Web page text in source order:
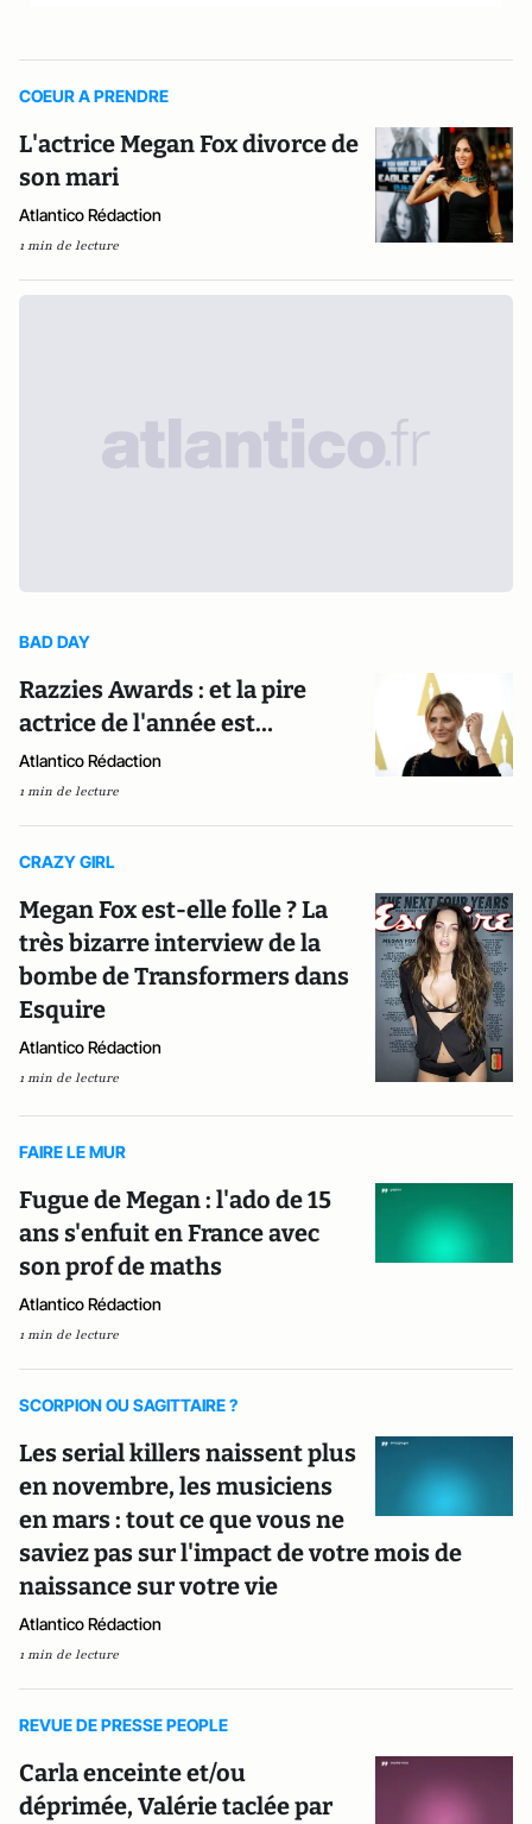
COEUR A PRENDRE
L'actrice Megan Fox divorce de
son mari
Atlantico Rédaction
1 min de lecture
BAD DAY
Razzies Awards : et la pire
actrice de l'année est…
Atlantico Rédaction
1 min de lecture
CRAZY GIRL
Megan Fox est-elle folle ? La
très bizarre interview de la
bombe de Transformers dans
Esquire
Atlantico Rédaction
1 min de lecture
FAIRE LE MUR
Fugue de Megan : l'ado de 15
ans s'enfuit en France avec
son prof de maths
Atlantico Rédaction
1 min de lecture
SCORPION OU SAGITTAIRE ?
Les serial killers naissent plus
en novembre, les musiciens
en mars : tout ce que vous ne
saviez pas sur l'impact de votre mois de
naissance sur votre vie
Atlantico Rédaction
1 min de lecture
REVUE DE PRESSE PEOPLE
Carla enceinte et/ou
déprimée, Valérie taclée par